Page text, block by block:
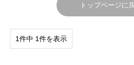
トップページに
1件中 1件を表示